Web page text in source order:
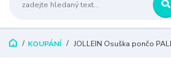
KOUPÁNÍ JOLLEIN Osuška pončo